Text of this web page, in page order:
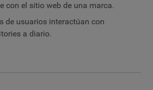
con el sitio web de una marca.
de usuarios interactúan con
a diario.